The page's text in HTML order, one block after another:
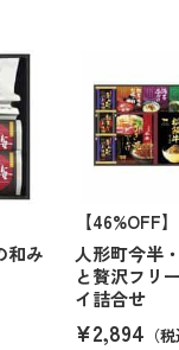
和み
【46%OFF】
人形町今半
と贅沢フリ
イ詰合せ
¥2,894 （